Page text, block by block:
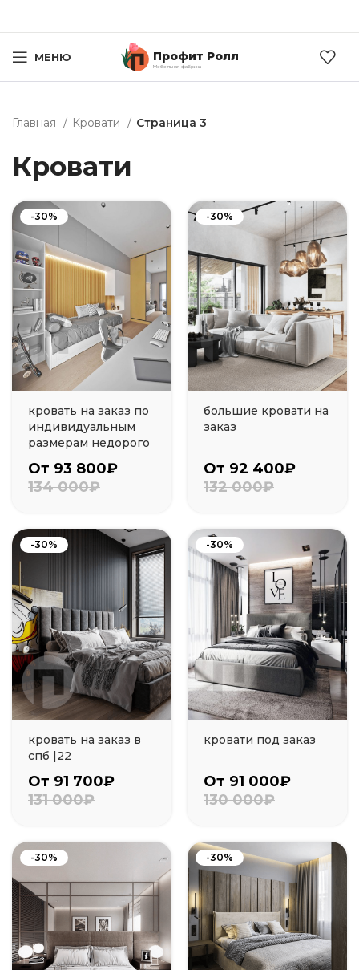
МЕНЮ Профит Ролл
Мебельная фабрика
Главная Кровати Страница 3
Кровати
-30%
кровать на заказ по
индивидуальным
размерам недорого
От 93 800₽
134 000₽
-30%
большие кровати на
заказ
От 92 400₽
132 000₽
-30%
кровать на заказ в
спб |22
От 91 700₽
131 000₽
-30%
кровати под заказ
От 91 000₽
130 000₽
-30% -30%